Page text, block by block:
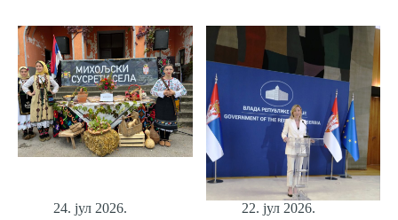
24. јул 2026.
22. јул 2026.